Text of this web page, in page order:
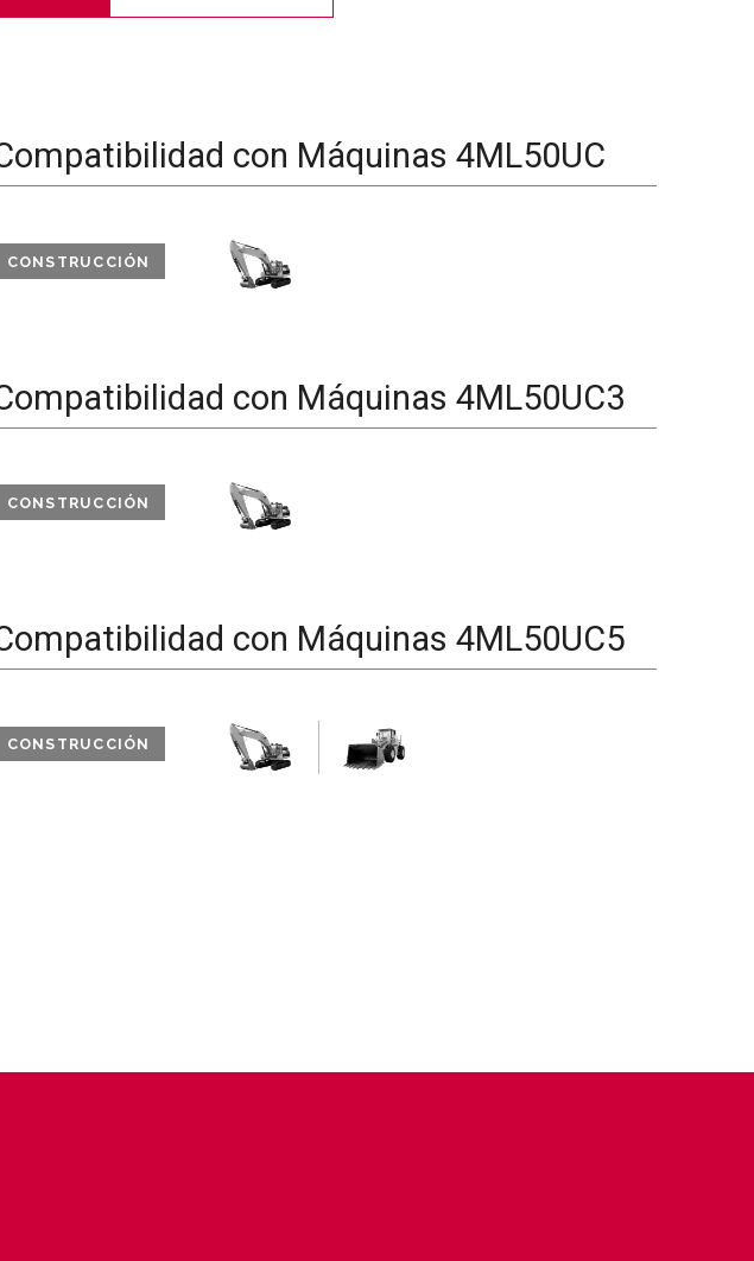
con Máquinas 4ML50UC
CONSTRUCCIÓN
con Máquinas 4ML50UC3
CONSTRUCCIÓN
con Máquinas 4ML50UC5
CONSTRUCCIÓN